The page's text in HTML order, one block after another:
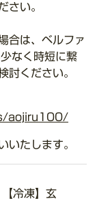
さい。
合は、ベルファ
なく時短に繋
討ください。
aojiru100/
いたします。
【冷凍】玄